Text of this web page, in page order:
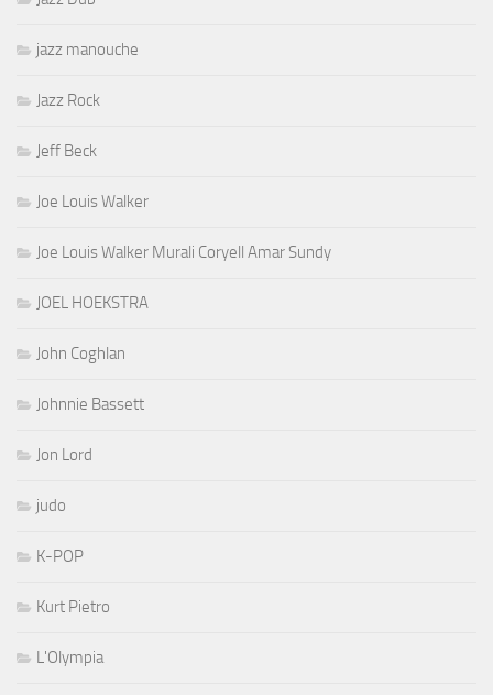
jazz manouche
Jazz Rock
Jeff Beck
Joe Louis Walker
Joe Louis Walker Murali Coryell Amar Sundy
JOEL HOEKSTRA
John Coghlan
Johnnie Bassett
Jon Lord
judo
K-POP
Kurt Pietro
L'Olympia